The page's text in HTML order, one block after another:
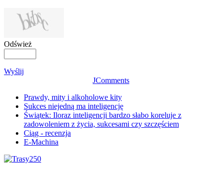
Odśwież
Wyślij
JComments
Prawdy, mity i alkoholowe kity
Sukces niejedną ma inteligencję
Świątek: Iloraz inteligencji bardzo słabo koreluje z
zadowoleniem z życia, sukcesami czy szczęściem
Ciąg - recenzja
E-Machina